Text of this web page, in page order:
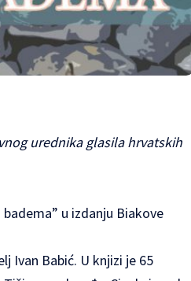
urednika glasila hrvatskih
u izdanju Biakove
Ivan Babić. U knjizi je 65